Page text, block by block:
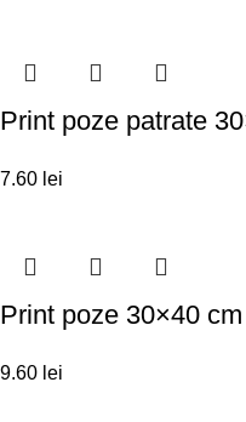
Print poze patrate
7.60 lei
Print poze 30×40 cm
9.60 lei